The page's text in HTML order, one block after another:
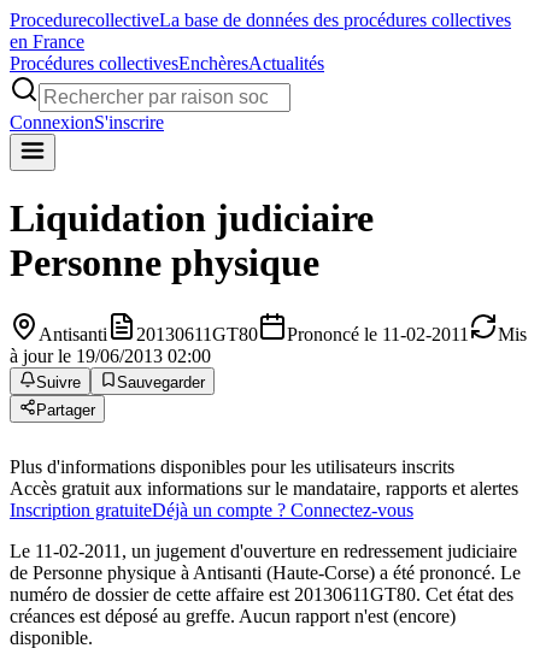
ProcedurecollectiveLa base de données des procédures collectives
en France
Procédures collectivesEnchèresActualités
ConnexionS'inscrire
Liquidation judiciaire
Personne physique
Antisanti 20130611GT80 Prononcé le 11-02-2011
Mis
à jour le 19/06/2013 02:00
Suivre
Sauvegarder
Partager
Plus d'informations disponibles pour les utilisateurs inscrits
Accès gratuit aux informations sur le mandataire, rapports et alertes
Inscription gratuiteDéjà un compte ? Connectez-vous
Le 11-02-2011, un jugement d'ouverture en redressement judiciaire
de Personne physique à Antisanti (Haute-Corse) a été prononcé. Le
numéro de dossier de cette affaire est 20130611GT80. Cet état des
créances est déposé au greffe. Aucun rapport n'est (encore)
disponible.